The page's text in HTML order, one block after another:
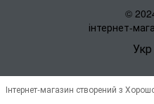
©
інтернет-
Укр
Інтернет-магазин створений з